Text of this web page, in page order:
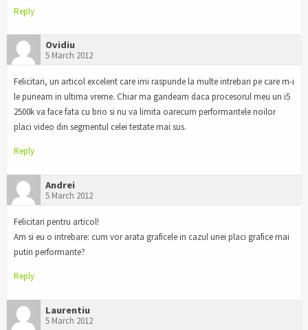
Reply
Ovidiu
5 March 2012
Felicitari, un articol excelent care imi raspunde la multe intrebari pe care m-i
le puneam in ultima vreme. Chiar ma gandeam daca procesorul meu un i5
2500k va face fata cu brio si nu va limita oarecum performantele noilor
placi video din segmentul celei testate mai sus.
Reply
Andrei
5 March 2012
Felicitari pentru articol!
Am si eu o intrebare: cum vor arata graficele in cazul unei placi grafice mai
putin performante?
Reply
Laurentiu
5 March 2012